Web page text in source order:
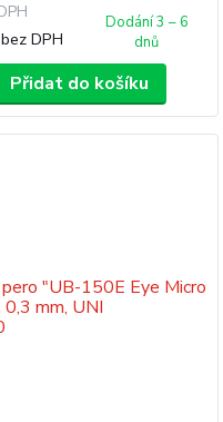
bez DPH
Dodání 3 – 6
dnů
Přidat do košíku